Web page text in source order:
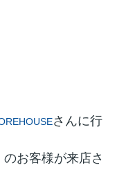
さんに行
お客様が来店さ